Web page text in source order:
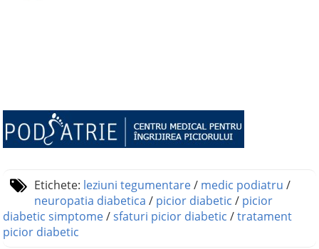
Etichete: leziuni tegumentare/ medic podiatru /
neuropatia diabetica / picior diabetic / picior
diabetic simptome/sfaturi picior diabetic /tratament
picior diabetic